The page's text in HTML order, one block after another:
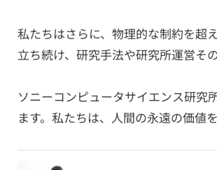
私たちはさらに、物理的な制約を超
立ち続け、研究手法や研究所運営そ
ソニーコンピュータサイエンス研究
ます。私たちは、人間の永遠の価値